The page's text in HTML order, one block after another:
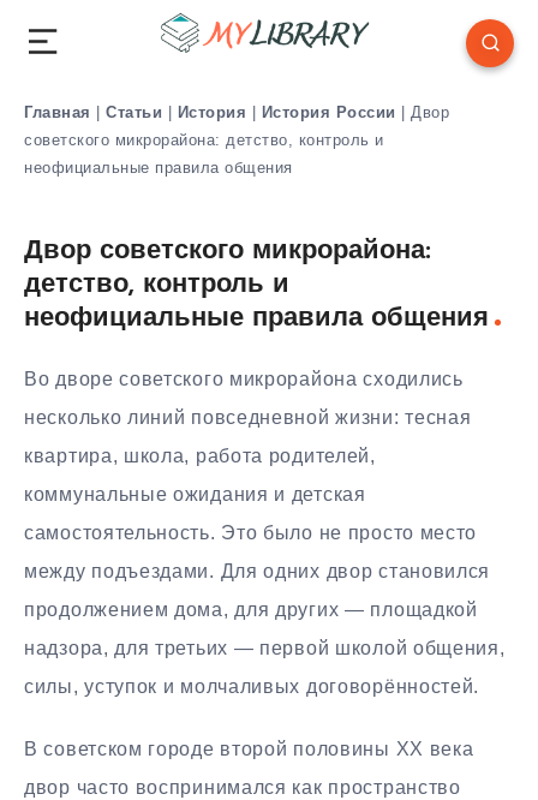
Главная | Статьи | История | История России | Двор
советского микрорайона: детство, контроль и
неофициальные правила общения
Двор советского микрорайона:
детство, контроль и
неофициальные правила общения
Во дворе советского микрорайона сходились
несколько линий повседневной жизни: тесная
квартира, школа, работа родителей,
коммунальные ожидания и детская
самостоятельность. Это было не просто место
между подъездами. Для одних двор становился
продолжением дома, для других — площадкой
надзора, для третьих — первой школой общения,
силы, уступок и молчаливых договорённостей.
В советском городе второй половины XX века
двор часто воспринимался как пространство